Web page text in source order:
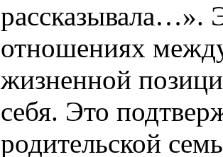
рассказывала…».
отношениях
жизненной
себя. Это
родительской